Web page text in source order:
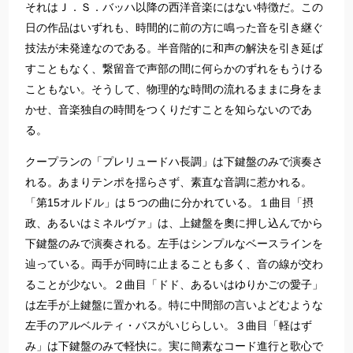
それはＪ．Ｓ．バッハ以降の西洋音楽にはない特徴だ。この
日の作品はいずれも、時間的に前の方に鳴った音を引き継ぐ
技法が未発達なのである。半音階的に和声の解決を引き延ば
すこともなく、繋留音で声部の間に何らかのずれをもうける
こともない。そうして、物理的な時間の流れるままに身をま
かせ、音楽独自の時間をつくりだすことを知らないのであ
る。
クープランの「プレリュードハ長調」は下鍵盤のみで演奏さ
れる。あまりテンポを揺らさず、素直な音調に惹かれる。
「第15オルドル」は５つの曲に分かれている。１曲目「摂
政、あるいはミネルヴァ」は、上鍵盤を奧に押し込んでから
下鍵盤のみで演奏される。左手はシンプルなベースラインを
辿っている。両手が同時に止まることも多く、音の線が交わ
ることが少ない。２曲目「ドド、あるいはゆりかごの愛子」
は左手が上鍵盤に置かれる。特に中間部の言いよどむような
左手のアルベルティ・バスがいじらしい。３曲目「軽はず
み」は下鍵盤のみで軽快に。実に簡素なコード進行と歌心で